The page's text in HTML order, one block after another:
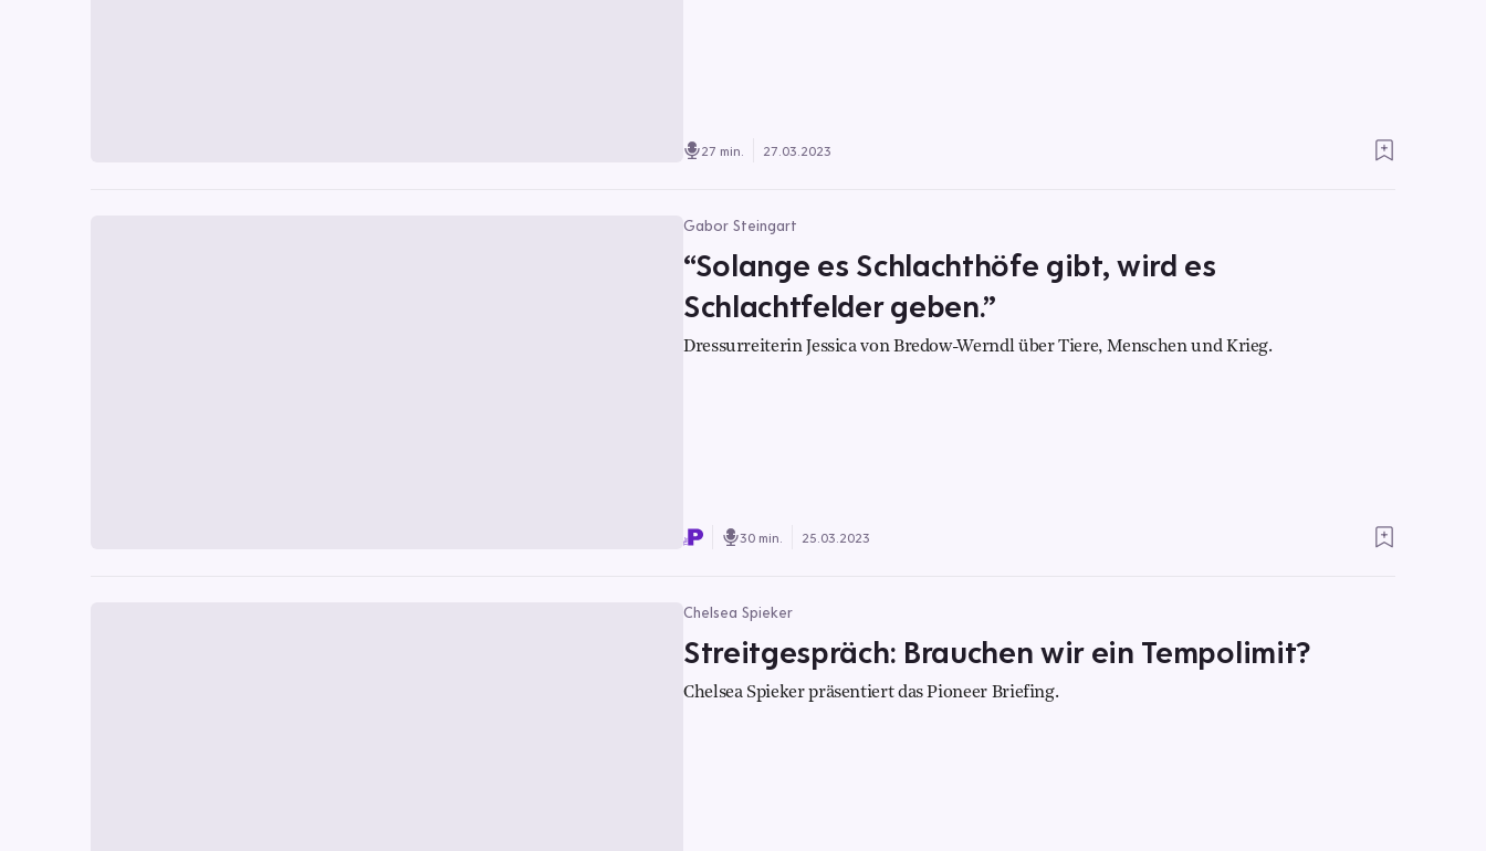
27 min. 27.03.2023
Gabor Steingart
“Solange es Schlachthöfe gibt, wird es
Schlachtfelder geben.”
Dressurreiterin Jessica von Bredow-Werndl über Tiere, Menschen und Krieg.
30 min. 25.03.2023
Chelsea Spieker
Streitgespräch: Brauchen wir ein Tempolimit?
Chelsea Spieker präsentiert das Pioneer Briefing.